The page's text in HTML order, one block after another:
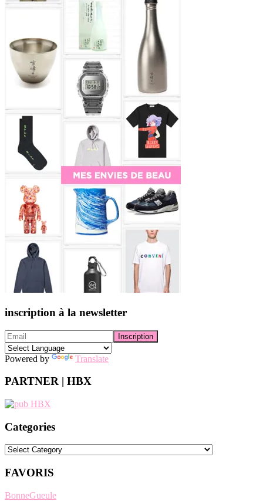
inscription à la newsletter
Powered by Translate
PARTNER | HBX
Categories
Categories
FAVORIS
BonneGueule